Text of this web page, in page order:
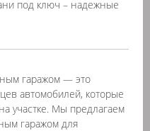
под ключ – надежные
гаражом — это
автомобилей, которые
участке. Мы предлагаем
гаражом для